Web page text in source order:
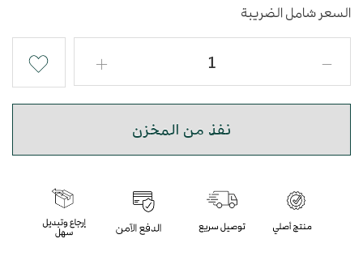
السعر شامل الضريبة
نفذ من المخزن